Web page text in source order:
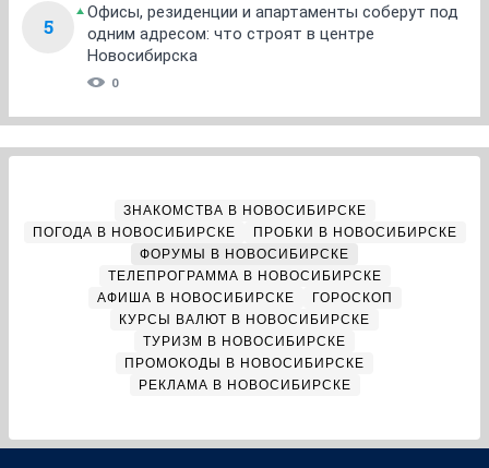
5
Офисы, резиденции и апартаменты соберут под
одним адресом: что строят в центре
Новосибирска
0
ЗНАКОМСТВА В НОВОСИБИРСКЕ
ПОГОДА В НОВОСИБИРСКЕ
ПРОБКИ В НОВОСИБИРСКЕ
ФОРУМЫ В НОВОСИБИРСКЕ
ТЕЛЕПРОГРАММА В НОВОСИБИРСКЕ
АФИША В НОВОСИБИРСКЕ
ГОРОСКОП
КУРСЫ ВАЛЮТ В НОВОСИБИРСКЕ
ТУРИЗМ В НОВОСИБИРСКЕ
ПРОМОКОДЫ В НОВОСИБИРСКЕ
РЕКЛАМА В НОВОСИБИРСКЕ